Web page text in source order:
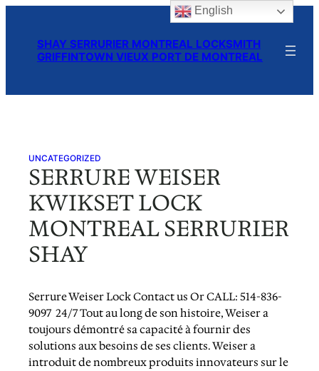
contentSHAY SERRURIER MONTREAL LOCKSMITH
GRIFFINTOWN VIEUX PORT DE MONTREAL
UNCATEGORIZED
SERRURE WEISER
KWIKSET LOCK
MONTREAL SERRURIER
SHAY
Serrure Weiser Lock Contact us Or CALL: 514-836-
9097 24/7 Tout au long de son histoire, Weiser a
toujours démontré sa capacité à fournir des
solutions aux besoins de ses clients. Weiser a
introduit de nombreux produits innovateurs sur le
English